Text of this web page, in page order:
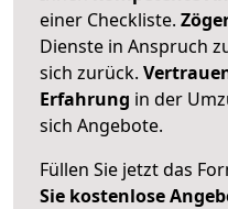
einer Checkliste.
Dienste in Anspruch
sich zurück.
Erfahrung in der
sich Angebote.
Füllen Sie jetzt das
Sie kostenlose